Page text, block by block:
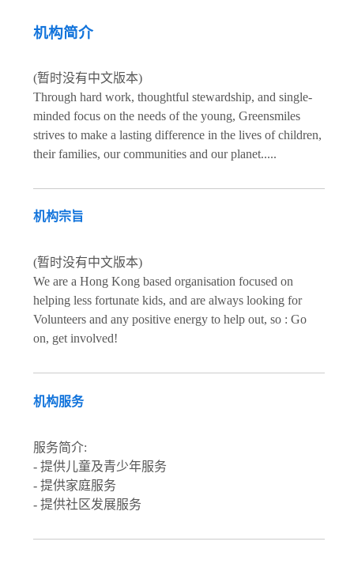
机构简介
(暂时没有中文版本)
Through hard work, thoughtful stewardship, and single-
minded focus on the needs of the young, Greensmiles
strives to make a lasting difference in the lives of children,
their families, our communities and our planet.....
机构宗旨
(暂时没有中文版本)
We are a Hong Kong based organisation focused on
helping less fortunate kids, and are always looking for
Volunteers and any positive energy to help out, so : Go
on, get involved!
机构服务
服务简介:
- 提供儿童及青少年服务
- 提供家庭服务
- 提供社区发展服务